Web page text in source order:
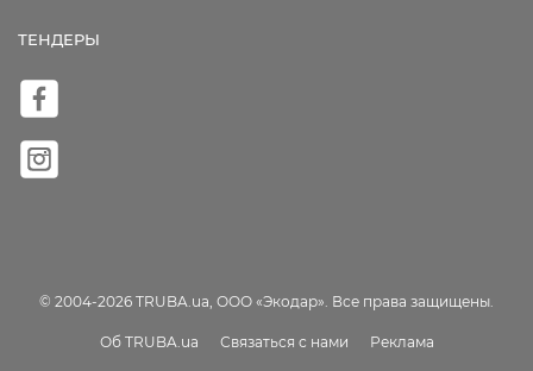
ТЕНДЕРЫ
© 2004-2026 TRUBA.ua, ООО «Экодар». Все права защищены.
Об TRUBA.ua Связаться с нами Реклама